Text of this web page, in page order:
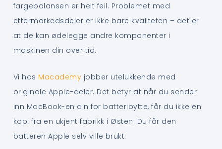
fargebalansen er helt feil. Problemet med
ettermarkedsdeler er ikke bare kvaliteten – det er
at de kan ødelegge andre komponenter i
maskinen din over tid.
Vi hos Macademy jobber utelukkende med
originale Apple-deler. Det betyr at når du sender
inn MacBook-en din for batteribytte, får du ikke en
kopi fra en ukjent fabrikk i Østen. Du får den
batteren Apple selv ville brukt.